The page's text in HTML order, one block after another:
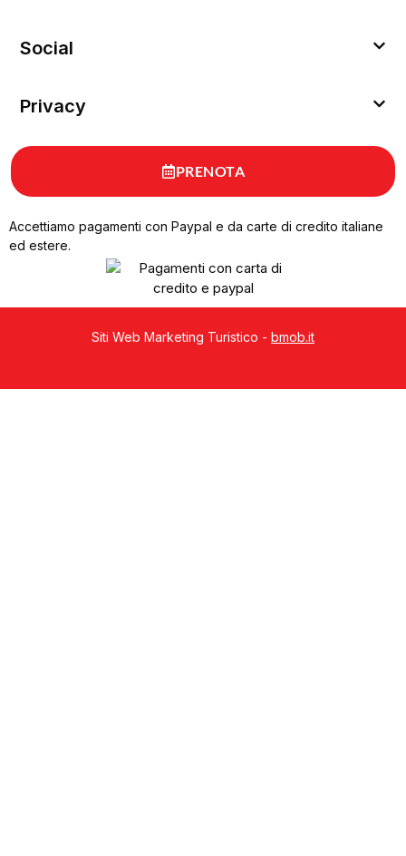
Social
Privacy
PRENOTA
Accettiamo pagamenti con Paypal e da carte di credito italiane
ed estere.
Siti Web Marketing Turistico - bmob.it